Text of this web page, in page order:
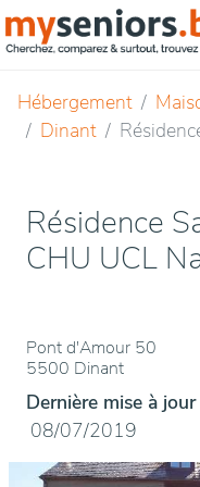
Hébergement
Dinant
Résidence
CHU UCL
Pont d'Amour 50
5500 Dinant
Dernière mise à
08/07/2019